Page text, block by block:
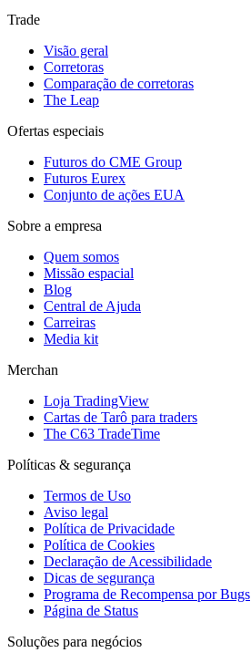
Trade
Visão geral
Corretoras
Comparação de corretoras
The Leap
Ofertas especiais
Futuros do CME Group
Futuros Eurex
Conjunto de ações EUA
Sobre a empresa
Quem somos
Missão espacial
Blog
Central de Ajuda
Carreiras
Media kit
Merchan
Loja TradingView
Cartas de Tarô para traders
The C63 TradeTime
Políticas & segurança
Termos de Uso
Aviso legal
Política de Privacidade
Política de Cookies
Declaração de Acessibilidade
Dicas de segurança
Programa de Recompensa por Bugs
Página de Status
Soluções para negócios